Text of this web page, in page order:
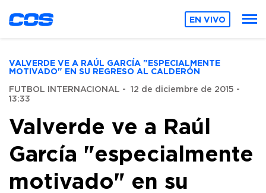
EN VIVO
VALVERDE VE A RAÚL GARCÍA "ESPECIALMENTE
MOTIVADO" EN SU REGRESO AL CALDERÓN
FUTBOL INTERNACIONAL - 12 de diciembre de 2015 -
13:33
Valverde ve a Raúl
García "especialmente
motivado" en su